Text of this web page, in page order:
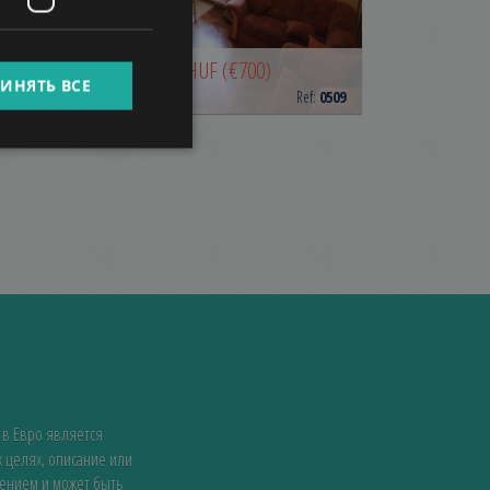
STREET
255.000 HUF(€700)
Район 13 • 1 Спальни • 41 m Ref: 0509
Евро является
описание или
и может быть
ARABIC
ВСЕ